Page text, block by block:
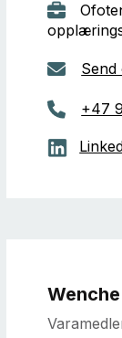
Send
+47